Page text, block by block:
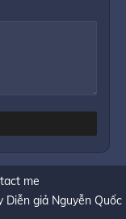
me
Diễn giả Nguyễn Quốc